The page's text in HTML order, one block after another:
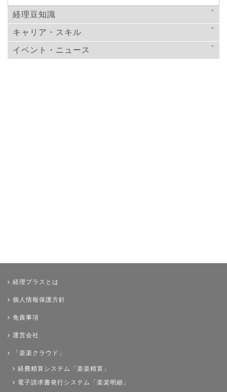
経理豆知識
法律
税金
キャリア・スキル
スキルアップ
イベント・ニュース
経理プラスとは
個人情報保護方針
免責事項
運営会社
「楽楽クラウド」
経費精算システム「楽楽精算」
電子請求書発行システム「楽楽明細」